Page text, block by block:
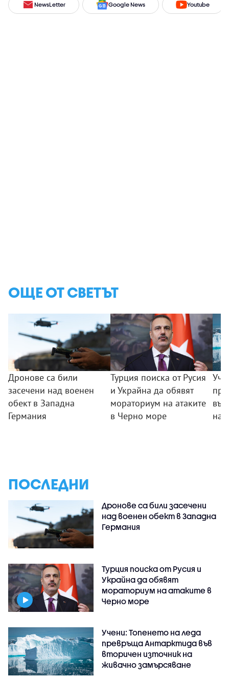
NewsLetter Google News Youtube
ОЩЕ ОТ СВЕТЪТ
Дронове са били
засечени над военен
обект в Западна
Германия
Турция поиска от Русия
и Украйна да обявят
мораториум на атаките
в Черно море
на
ПОСЛЕДНИ
Дронове са били засечени
над военен обект в Западна
Германия
Турция поиска от Русия и
Украйна да обявят
мораториум на атаките в
Черно море
Учени: Топенето на леда
превръща Антарктида във
вторичен източник на
живачно замърсяване